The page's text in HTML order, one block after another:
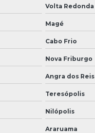
Volta Redonda
Magé
Cabo Frio
Nova Friburgo
Angra dos Reis
Teresópolis
Nilópolis
Araruama